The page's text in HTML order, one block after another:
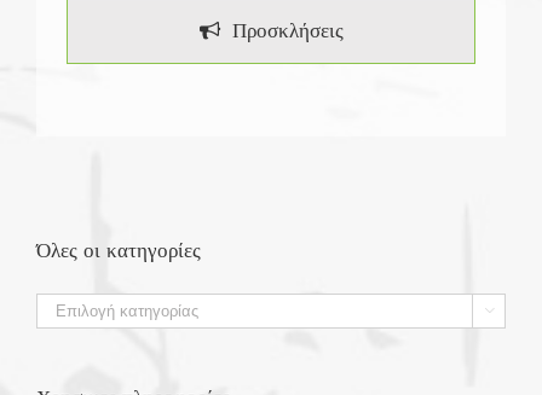
Προσκλήσεις
Όλες οι κατηγορίες
Όλες
οι
